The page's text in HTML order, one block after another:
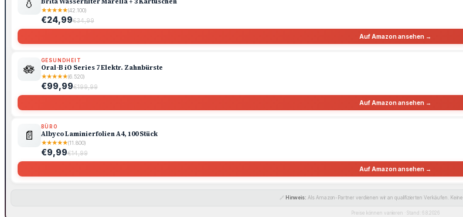
💧 ★★★★★(42.100)
€24,99€34,99
Auf Amazon ansehen →
🪷
GESUNDHEIT
Oral-B iO Series 7 Elektr. Zahnbürste
★★★★★(6.520)
€99,99€199,99
Auf Amazon ansehen →
📄
BÜRO
Albyco Laminierfolien A4, 100 Stück
★★★★★(11.800)
€9,99€14,99
Auf Amazon ansehen →
🔗 Hinweis: Als Amazon-Partner verdienen wir an qualifizierten Verkäufen.
Preise können variieren · Stand: 6.8.2026